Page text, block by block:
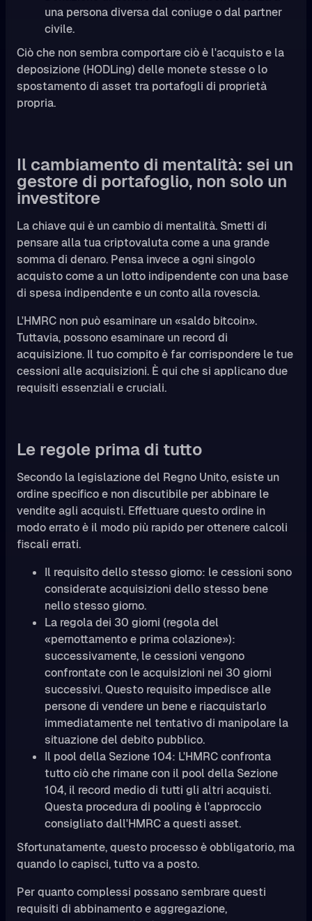
una persona diversa dal coniuge o dal partner
civile.
Ciò che non sembra comportare ciò è l'acquisto e la
deposizione (HODLing) delle monete stesse o lo
spostamento di asset tra portafogli di proprietà
propria.
Il cambiamento di mentalità: sei un
gestore di portafoglio, non solo un
investitore
La chiave qui è un cambio di mentalità. Smetti di
pensare alla tua criptovaluta come a una grande
somma di denaro. Pensa invece a ogni singolo
acquisto come a un lotto indipendente con una base
di spesa indipendente e un conto alla rovescia.
L'HMRC non può esaminare un «saldo bitcoin».
Tuttavia, possono esaminare un record di
acquisizione. Il tuo compito è far corrispondere le tue
cessioni alle acquisizioni. È qui che si applicano due
requisiti essenziali e cruciali.
Le regole prima di tutto
Secondo la legislazione del Regno Unito, esiste un
ordine specifico e non discutibile per abbinare le
vendite agli acquisti. Effettuare questo ordine in
modo errato è il modo più rapido per ottenere calcoli
fiscali errati.
Il requisito dello stesso giorno: le cessioni sono
considerate acquisizioni dello stesso bene
nello stesso giorno.
La regola dei 30 giorni (regola del
«pernottamento e prima colazione»):
successivamente, le cessioni vengono
confrontate con le acquisizioni nei 30 giorni
successivi. Questo requisito impedisce alle
persone di vendere un bene e riacquistarlo
immediatamente nel tentativo di manipolare la
situazione del debito pubblico.
Il pool della Sezione 104: L'HMRC confronta
tutto ciò che rimane con il pool della Sezione
104, il record medio di tutti gli altri acquisti.
Questa procedura di pooling è l'approccio
consigliato dall'HMRC a questi asset.
Sfortunatamente, questo processo è obbligatorio, ma
quando lo capisci, tutto va a posto.
Per quanto complessi possano sembrare questi
requisiti di abbinamento e aggregazione,